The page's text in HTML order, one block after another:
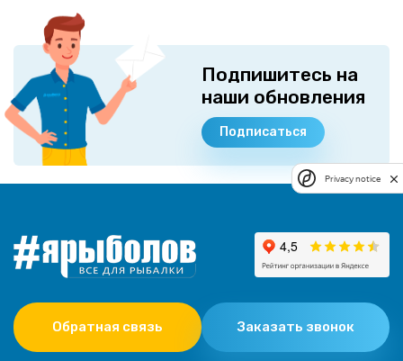
Подпишитесь на
наши обновления
Подписаться
Обратная связь Заказать звонок
Privacy notice